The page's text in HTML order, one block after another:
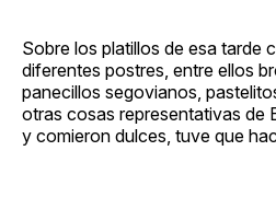
Sobre los platillos de esa tarde
diferentes postres, entre ellos
panecillos segovianos,
otras cosas representativas de
y comieron dulces, tuve que